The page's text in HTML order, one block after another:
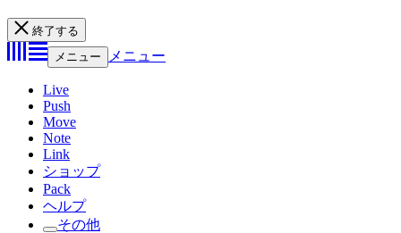
終了する
メニュー
メニュー
Live
Push
Move
Note
Link
ショップ
Pack
ヘルプ
その他